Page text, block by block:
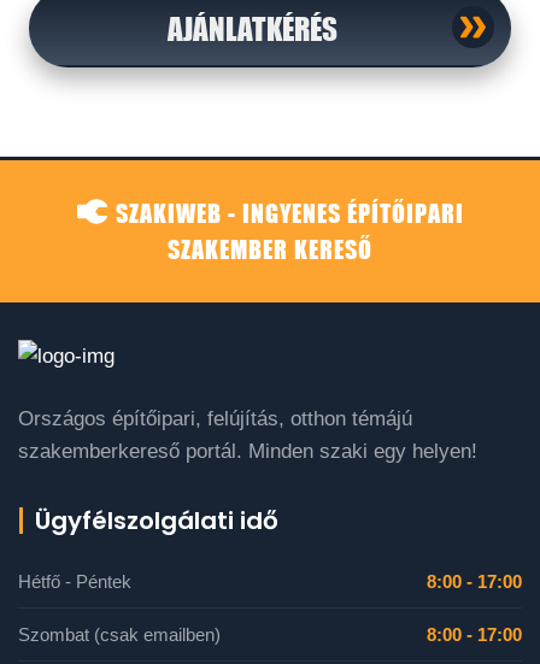
AJÁNLATKÉRÉS
SZAKIWEB - INGYENES ÉPÍTŐIPARI
SZAKEMBER KERESŐ
Országos építőipari, felújítás, otthon témájú
szakemberkereső portál. Minden szaki egy helyen!
Ügyfélszolgálati idő
Hétfő - Péntek 8:00 - 17:00
Szombat (csak emailben) 8:00 - 17:00